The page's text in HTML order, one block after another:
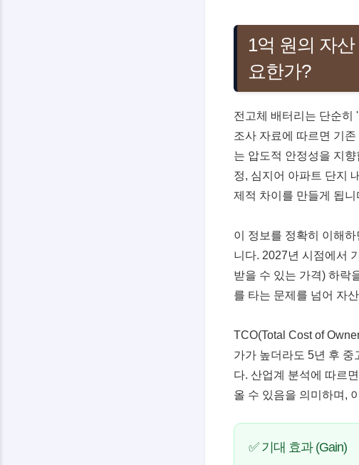
1억 원의 자
요한가?
전고체 배터리는 단순히
조사 자료에 따르면 기
는 압도적 안정성을 지
정, 심지어 아파트 단지
제적 차이를 만들게 됩니
이 정보를 정확히 이해
니다. 2027년 시점에서
받을 수 있는 가격) 하락
를 타는 문제를 넘어 자
TCO(Total Cost of
가가 높더라도 5년 후 중
다. 산업계 분석에 따르
올 수 있음을 의미하며,
✅ 기대 효과 (Gain)